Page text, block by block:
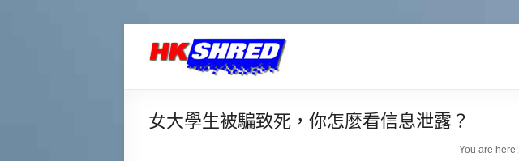
香
密
女大學生被騙致死，你怎麼看信息泄露？
You are here: